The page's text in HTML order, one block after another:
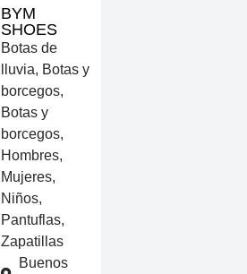
BYM
SHOES
Botas de
lluvia, Botas y
borcegos,
Botas y
borcegos,
Hombres,
Mujeres,
Niños,
Pantuflas,
Zapatillas
Buenos